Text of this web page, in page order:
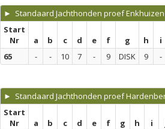
► Standaard Jachthonden proef Enkhuizen
Start
Nr
a b c d e f g h i
65
- - 10 7 - 9 DISK 9 -
► Standaard Jachthonden proef
Start
Nr
a b c d e f g h i